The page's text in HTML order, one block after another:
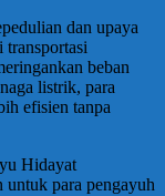
dan upaya
transportasi
beban
listrik, para
efisien tanpa
Hidayat
para pengayuh